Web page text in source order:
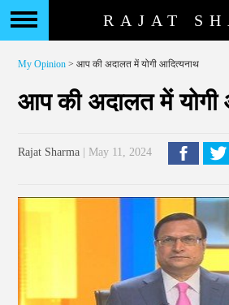
RAJAT
My Opinion > आप की अदालत में योगी आदित्यनाथ
आप की अदालत में योगी
Rajat Sharma | May 11, 2024